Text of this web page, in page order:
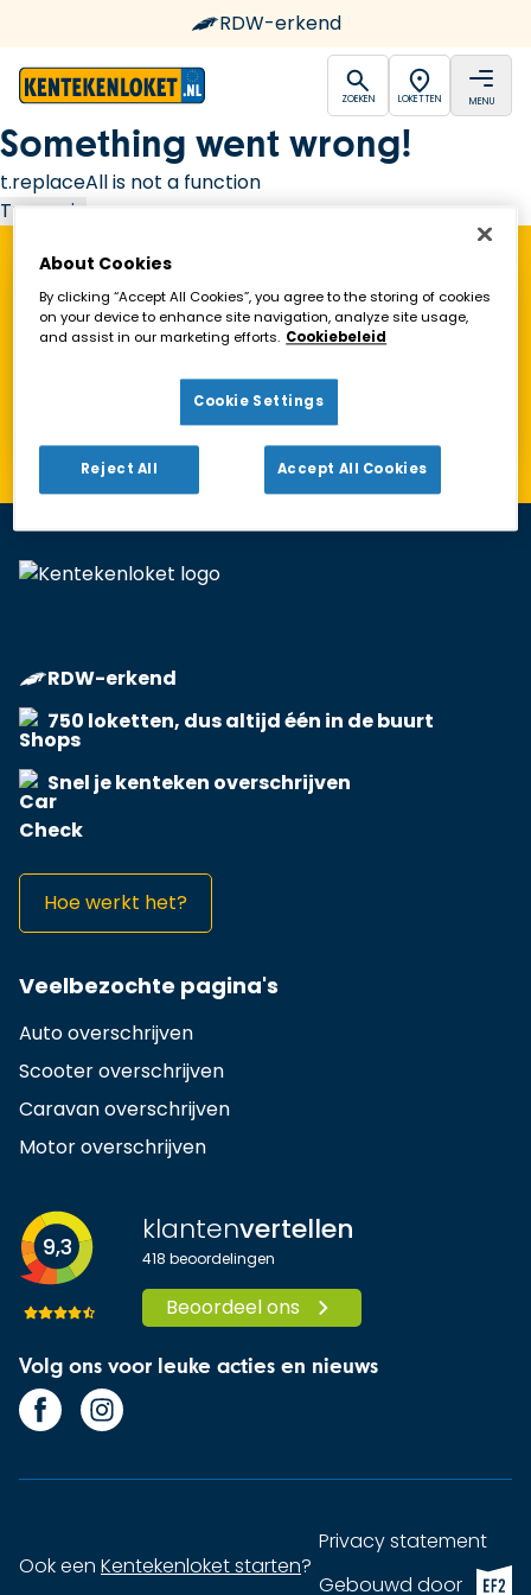
RDW-erkend
open
ZOEKEN LOKETTEN MENU
Something went wrong!
t.replaceAll is not a function
Try again
Vind een Kentekenloket in de buurt!
Toon alleen geopende loketten
RDW-erkend
750 loketten, dus altijd één in de buurt
Snel je kenteken overschrijven
Hoe werkt het?
Veelbezochte pagina's
Auto overschrijven
Scooter overschrijven
Caravan overschrijven
Motor overschrijven
9,3 klantenvertellen
418 beoordelingen
Beoordeel ons
Volg ons voor leuke acties en nieuws
Ook een Kentekenloket starten?
Privacy statement
Gebouwd doorEF2
About Cookies
By clicking “Accept All Cookies”, you agree to the storing of cookies
on your device to enhance site navigation, analyze site usage,
and assist in our marketing efforts. Cookiebeleid
Cookie Settings
Reject All Accept All Cookies